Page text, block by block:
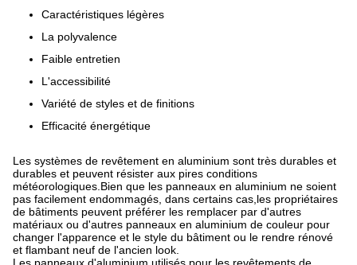
Caractéristiques légères
La polyvalence
Faible entretien
L'accessibilité
Variété de styles et de finitions
Efficacité énergétique
Les systèmes de revêtement en aluminium sont très durables et
durables et peuvent résister aux pires conditions
météorologiques.Bien que les panneaux en aluminium ne soient
pas facilement endommagés, dans certains cas,les propriétaires
de bâtiments peuvent préférer les remplacer par d'autres
matériaux ou d'autres panneaux en aluminium de couleur pour
changer l'apparence et le style du bâtiment ou le rendre rénové
et flambant neuf de l'ancien look.